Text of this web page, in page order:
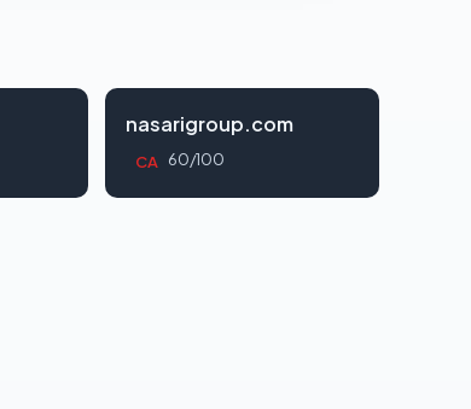
nasarigroup.com
CA 60/100